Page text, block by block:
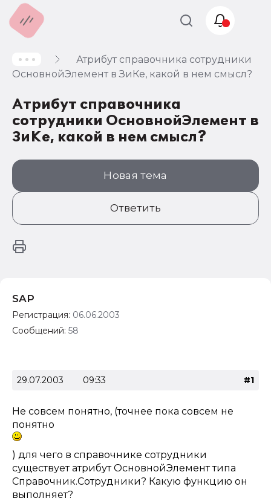
Атрибут справочника сотрудники
ОсновнойЭлемент в ЗиКе, какой в нем смысл?
Атрибут справочника
сотрудники ОсновнойЭлемент в
ЗиКе, какой в нем смысл?
Новая тема
Ответить
SAP
Регистрация: 06.06.2003
Сообщений: 58
29.07.2003 09:33 #1
Не совсем понятно, (точнее пока совсем не
понятно
) для чего в справочнике сотрудники
существует атрибут ОсновнойЭлемент типа
Справочник.Сотрудники? Какую функцию он
выполняет?
Учет и
налогообложение
Автоматизация